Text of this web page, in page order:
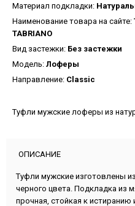
Материал подкладки:
Наименование товара на сайте:
TABRIANO
Вид застежки: Без застежки
Модель: Лоферы
Направление: Classic
Туфли мужские лоферы из
ОПИСАНИЕ
Туфли мужские изготовлены
черного цвета. Подкладка из
прочная, стойкая к